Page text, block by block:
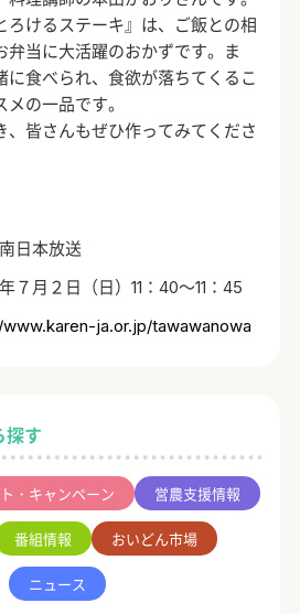
探す
・キャンペーン 営農支援情報
番組情報 おいどん市場
ニュース
けるステーキ』は、ご飯との相
弁当に大活躍のおかずです。ま
に食べられ、食欲が落ちてくるこ
の一品です。
皆さんもぜひ作ってみてくださ
日本放送
７月２日（日）11：40～11：45
ja.or.jp/tawawanowa